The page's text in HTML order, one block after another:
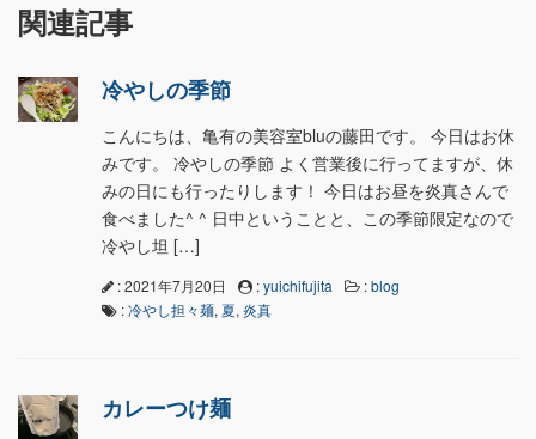
関連記事
冷やしの季節
こんにちは、亀有の美容室bluの藤田です。 今日はお休
みです。 冷やしの季節 よく営業後に行ってますが、休
みの日にも行ったりします！ 今日はお昼を炎真さんで
食べました^ ^ 日中ということと、この季節限定なので
冷やし坦 […]
: 2021年7月20日 :yuichifujita :blog
:冷やし担々麺, 夏, 炎真
カレーつけ麺